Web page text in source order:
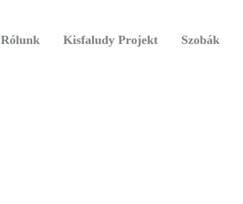
Rólunk Kisfaludy Projekt Szobák